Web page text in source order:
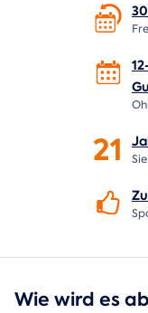
21
Wie wird es